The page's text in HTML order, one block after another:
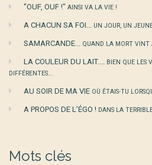
"OUF, OUF !" AINSI VA LA VIE !
A CHACUN SA FOI... UN JOUR, UN
SAMARCANDE... QUAND LA MORT VINT
LA COULEUR DU LAIT....
BIEN QUE LES
DIFFÉRENTES...
AU SOIR DE MA VIE OÙ ÉTAIS-TU
A PROPOS DE L’ÉGO ! DANS LA
Mots clés